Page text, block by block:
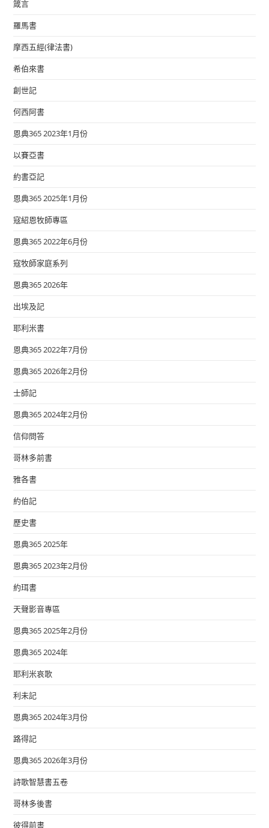
箴言
羅馬書
摩西五經(律法書)
希伯來書
創世記
何西阿書
恩典365 2023年1月份
以賽亞書
約書亞記
恩典365 2025年1月份
寇紹恩牧師專區
恩典365 2022年6月份
寇牧師家庭系列
恩典365 2026年
出埃及記
耶利米書
恩典365 2022年7月份
恩典365 2026年2月份
士師記
恩典365 2024年2月份
信仰問答
哥林多前書
雅各書
約伯記
歷史書
恩典365 2025年
恩典365 2023年2月份
約珥書
天聲影音專區
恩典365 2025年2月份
恩典365 2024年
耶利米哀歌
利未記
恩典365 2024年3月份
路得記
恩典365 2026年3月份
詩歌智慧書五卷
哥林多後書
彼得前書